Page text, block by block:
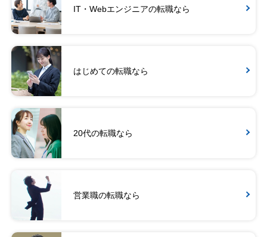
IT・Webエンジニアの転職なら
はじめての転職なら
20代の転職なら
営業職の転職なら